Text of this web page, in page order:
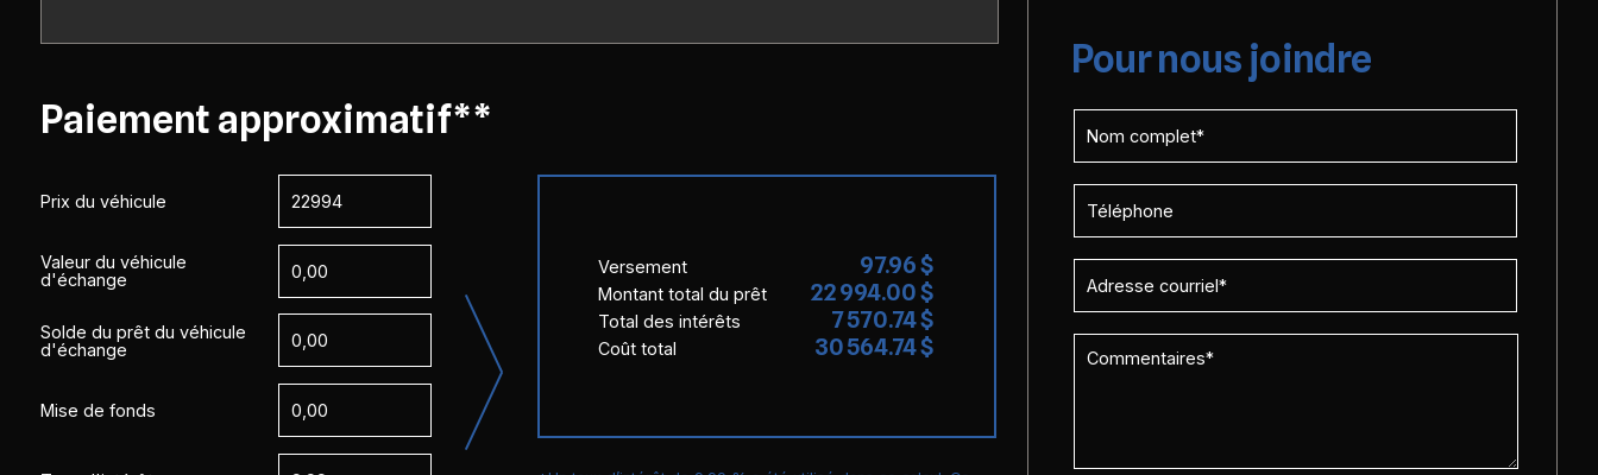
Paiement approximatif**
Prix du véhicule
Valeur du véhicule
d'échange
Solde du prêt du véhicule
d'échange
Mise de fonds
Versement 97.96 $
Montant total du prêt 22 994.00 $
Total des intérêts 7 570.74 $
Coût total 30 564.74 $
Pour nous joindre